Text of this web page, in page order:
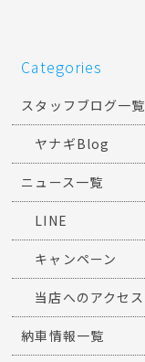
Categories
スタッフブログ一覧
ヤナギBlog
ニュース一覧
LINE
キャンペーン
当店へのアクセス
納車情報一覧